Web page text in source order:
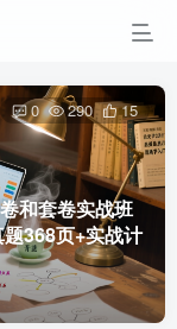
和套卷实战班
368页+实战计
0 290 15